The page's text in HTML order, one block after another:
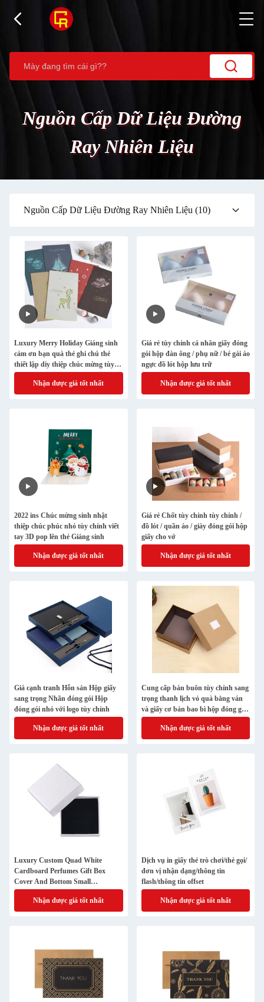
Nguồn Cấp Dữ Liệu Đường
Ray Nhiên Liệu
Nguồn Cấp Dữ Liệu Đường Ray Nhiên Liệu (10)
Luxury Merry Holiday Giáng sinh
cảm ơn bạn quà thẻ ghi chú thẻ
thiết lập diy thiệp chúc mừng tùy
chỉnh in
Nhận được giá tốt nhất
Giá rẻ tùy chỉnh cá nhân giấy đóng
gói hộp đàn ông / phụ nữ / bé gái áo
ngực đồ lót hộp lưu trữ
Nhận được giá tốt nhất
2022 ins Chúc mừng sinh nhật
thiệp chúc phúc nhỏ tùy chỉnh viết
tay 3D pop lên thẻ Giáng sinh
Nhận được giá tốt nhất
Giá rẻ Chốt tùy chỉnh tùy chỉnh /
đồ lót / quần áo / giày đóng gói hộp
giấy cho vớ
Nhận được giá tốt nhất
Giá cạnh tranh Hỗn sản Hộp giấy
sang trọng Nhãn đóng gói Hộp
đóng gói nhỏ với logo tùy chỉnh
Nhận được giá tốt nhất
Cung cấp bán buôn tùy chỉnh sang
trọng thanh lịch vỏ quà bằng ván
và giấy cơ bản bao bì hộp đóng gói
cho doanh nghiệp nhỏ
Nhận được giá tốt nhất
Luxury Custom Quad White
Cardboard Perfumes Gift Box
Cover And Bottom Small
Packaging Boxes Màu sắc có thể
được tùy chỉnh
Nhận được giá tốt nhất
Dịch vụ in giấy thẻ trò chơi/thẻ gọi/
đơn vị nhận dạng/thông tin
flash/thông tin offset
Nhận được giá tốt nhất